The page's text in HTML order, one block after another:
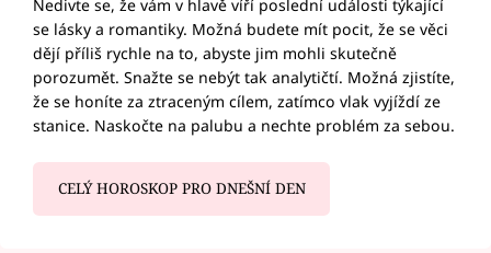
Nedivte se, že vám v hlavě víří poslední události týkající
se lásky a romantiky. Možná budete mít pocit, že se věci
dějí příliš rychle na to, abyste jim mohli skutečně
porozumět. Snažte se nebýt tak analytičtí. Možná zjistíte,
že se honíte za ztraceným cílem, zatímco vlak vyjíždí ze
stanice. Naskočte na palubu a nechte problém za sebou.
CELÝ HOROSKOP PRO DNEŠNÍ DEN